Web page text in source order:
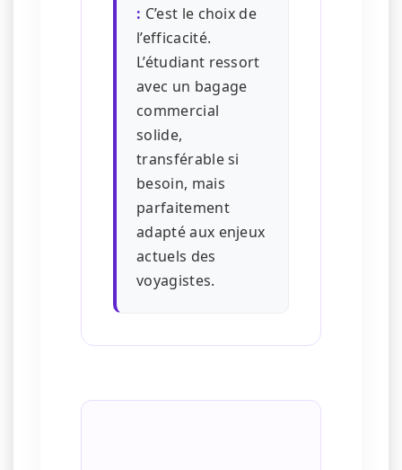
: C’est le choix de
l’efficacité.
L’étudiant ressort
avec un bagage
commercial
solide,
transférable si
besoin, mais
parfaitement
adapté aux enjeux
actuels des
voyagistes.